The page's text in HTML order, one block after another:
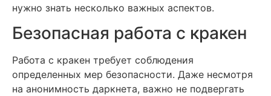
нужно знать несколько важных аспектов.
Безопасная работа с кракен
Работа с кракен требует соблюдения
определенных мер безопасности. Даже несмотря
на анонимность даркнета, важно не подвергать